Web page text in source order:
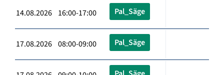
14.08.2026 16:00-17:00 Pal_Säge
17.08.2026 08:00-09:00 Pal_Säge